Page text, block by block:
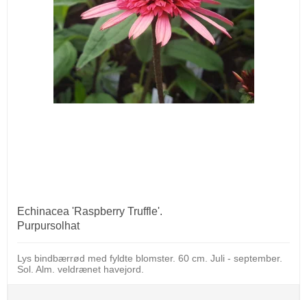
Echinacea 'Raspberry Truffle'.
Purpursolhat
Lys bindbærrød med fyldte blomster. 60 cm. Juli - september.
Sol. Alm. veldrænet havejord.